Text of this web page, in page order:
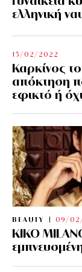
ελληνική
15/02/2022
Καρκίνος
απόκτηση
εφικτό ή
BEAUTY 09/
KIKO